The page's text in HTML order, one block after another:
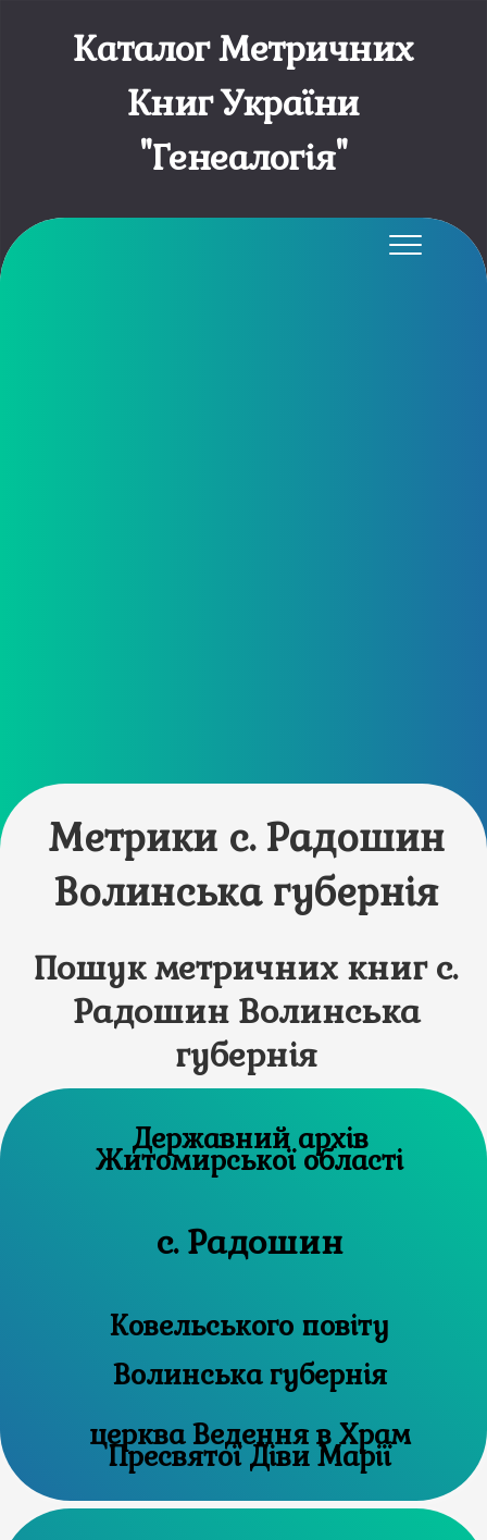
Каталог Метричних
Книг України
"Генеалогія"
Метрики с. Радошин
Волинська губернія
Пошук метричних книг с.
Радошин Волинська
губернія
Державний архів
Житомирської області
с. Радошин
Ковельського повіту
Волинська губернія
церква Ведення в Храм
Пресвятої Діви Марії